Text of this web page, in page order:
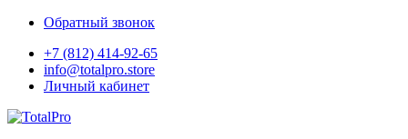
Обратный звонок
+7 (812) 414-92-65
info@totalpro.store
Личный кабинет